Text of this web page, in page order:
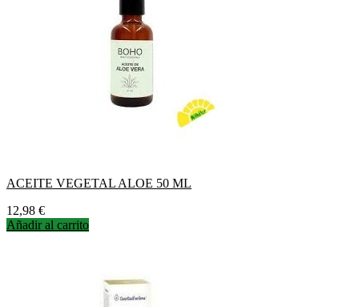
ACEITE VEGETAL ALOE 50 ML
Precio
12,98 €
Añadir al carrito